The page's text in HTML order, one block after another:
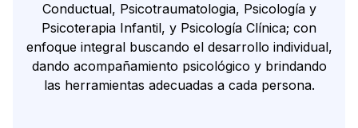
Conductual, Psicotraumatologia, Psicología y
Psicoterapia Infantil, y Psicología Clínica; con
enfoque integral buscando el desarrollo individual,
dando acompañamiento psicológico y brindando
las herramientas adecuadas a cada persona.